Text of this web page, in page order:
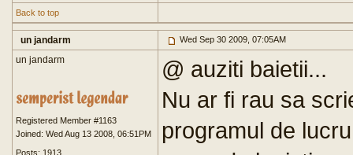
Back to top
un jandarm Wed Sep 30 2009, 07:05AM
un jandarm
Registered Member #1163
Joined: Wed Aug 13 2008, 06:51PM
Posts: 1913
@ auziti baietii...
Nu ar fi rau sa
programul de